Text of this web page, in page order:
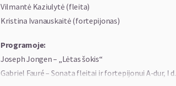
Vilmantė Kaziulytė (fleita)
Kristina Ivanauskaitė (fortepijonas)
Programoje:
Joseph Jongen – „Lėtas šokis“
Gabriel Fauré – Sonata fleitai ir fortepijonui A-dur, I d.